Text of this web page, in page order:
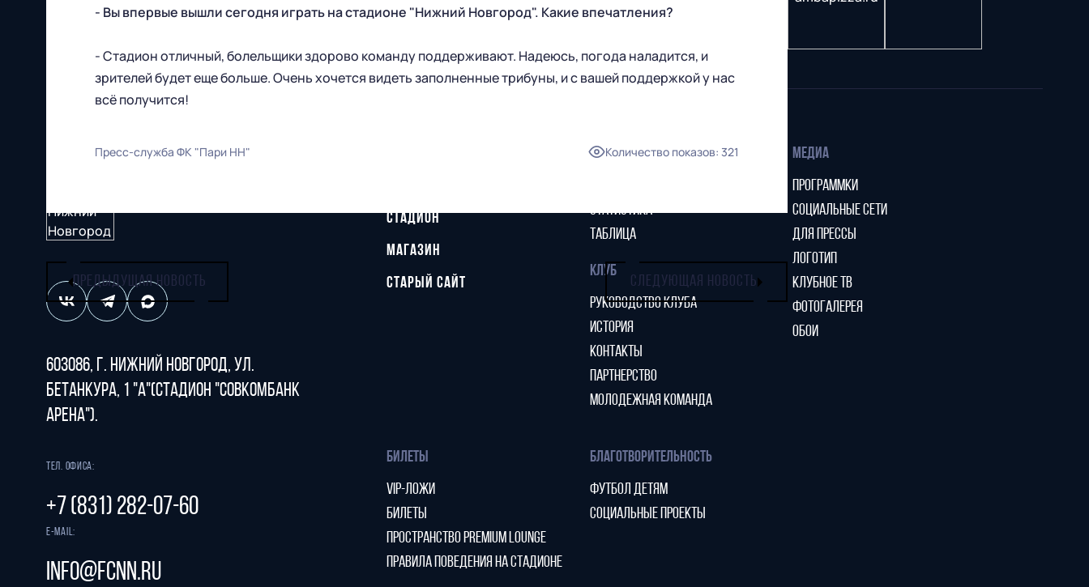
- Вы впервые вышли сегодня играть на стадионе "Нижний Новгород". Какие впечатления?
- Стадион отличный, болельщики здорово команду поддерживают. Надеюсь, погода наладится, и
зрителей будет еще больше. Очень хочется видеть заполненные трибуны, и с вашей поддержкой у нас
всё получится!
Пресс-служба ФК "Пари НН" Количество показов: 321
ПРЕДЫДУЩАЯ НОВОСТЬ СЛЕДУЮЩАЯ НОВОСТЬ
603086, г. Нижний Новгород, ул.
Бетанкура, 1 "А"(стадион "СОВКОМБАНК
АРЕНА").
Тел. офиса:
+7 (831) 282-07-60
E-mail:
info@fcnn.ru
СТАДИОН
МАГАЗИН
СТАРЫЙ САЙТ
СЕЗОН
СТАТИСТИКА
ТАБЛИЦА
КЛУБ
РУКОВОДСТВО КЛУБА
ИСТОРИЯ
КОНТАКТЫ
ПАРТНЕРСТВО
МОЛОДЕЖНАЯ КОМАНДА
МЕДИА
ПРОГРАММКИ
СОЦИАЛЬНЫЕ СЕТИ
ДЛЯ ПРЕССЫ
ЛОГОТИП
КЛУБНОЕ ТВ
ФОТОГАЛЕРЕЯ
ОБОИ
БИЛЕТЫ
VIP-ЛОЖИ
БИЛЕТЫ
ПРОСТРАНСТВО PREMIUM LOUNGE
ПРАВИЛА ПОВЕДЕНИЯ НА СТАДИОНЕ
БЛАГОТВОРИТЕЛЬНОСТЬ
ФУТБОЛ ДЕТЯМ
СОЦИАЛЬНЫЕ ПРОЕКТЫ